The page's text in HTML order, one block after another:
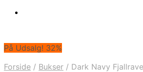
På Udsalg! 32%
Forside / Bukser / Dark Navy